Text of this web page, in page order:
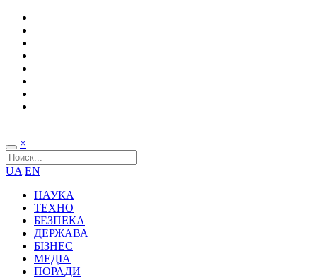
×
UA EN
НАУКА
ТЕХНО
БЕЗПЕКА
ДЕРЖАВА
БІЗНЕС
МЕДІА
ПОРАДИ